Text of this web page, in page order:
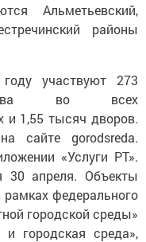
Альметьевский,
районы
участвуют 273
во всех
и 1,55 тысяч дворов.
сайте gorodsreda.
«Услуги РТ».
30 апреля. Объекты
федерального
городской среды»
и городская среда»,